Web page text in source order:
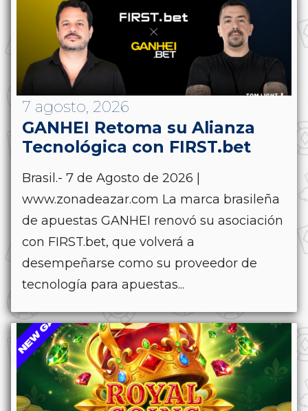
7 agosto, 2026
GANHEI Retoma su Alianza
Tecnológica con FIRST.bet
Brasil.- 7 de Agosto de 2026 |
www.zonadeazar.com La marca brasileña
de apuestas GANHEI renovó su asociación
con FIRST.bet, que volverá a
desempeñarse como su proveedor de
tecnología para apuestas...